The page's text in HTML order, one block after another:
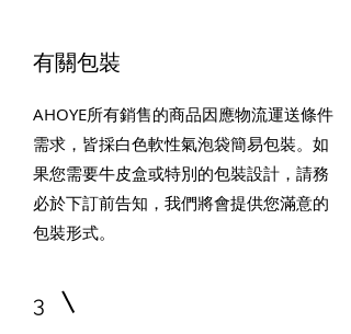
有關包裝
AHOYE所有銷售的商品因應物流運送條件
需求，皆採白色軟性氣泡袋簡易包裝。如
果您需要牛皮盒或特別的包裝設計，請務
必於下訂前告知，我們將會提供您滿意的
包裝形式。
3